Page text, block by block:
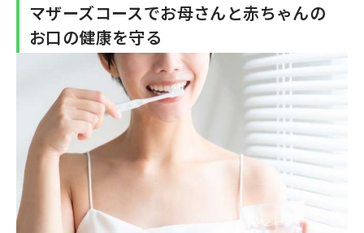
マザーズコースでお母さんと赤ちゃんの
お口の健康を守る